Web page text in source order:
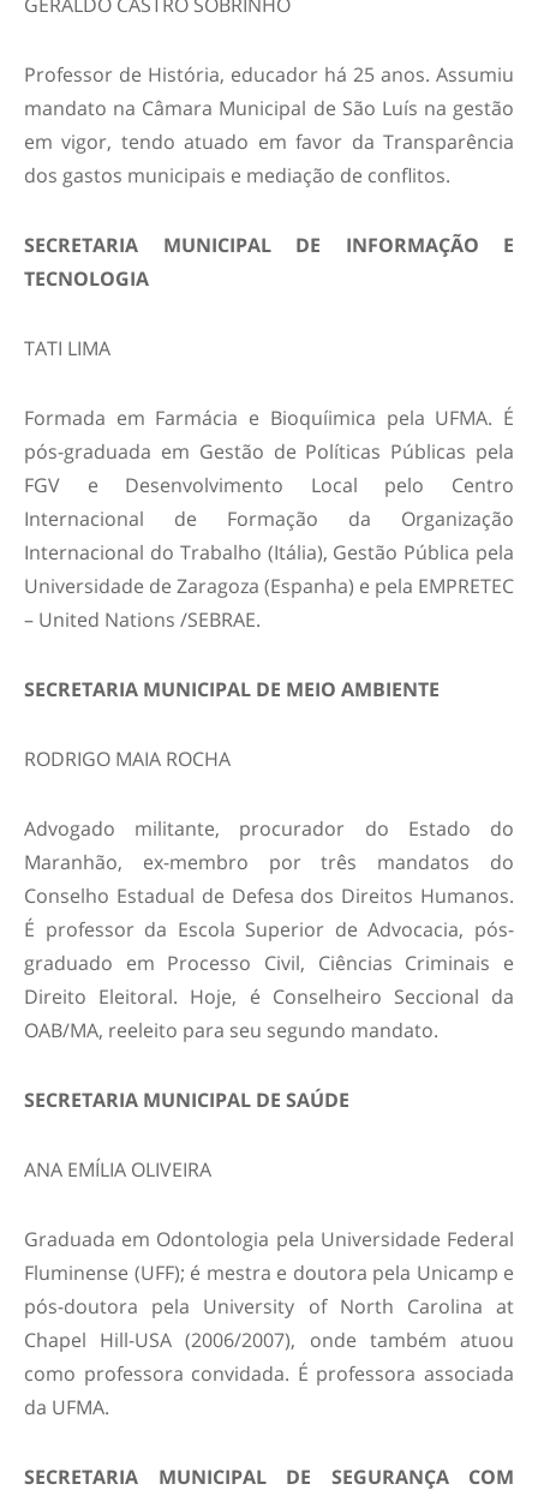
Professor de História, educador há 25 anos. Assumiu
mandato na Câmara Municipal de São Luís na gestão
em vigor, tendo atuado em favor da Transparência
dos gastos municipais e mediação de conflitos.
SECRETARIA MUNICIPAL DE INFORMAÇÃO E
TECNOLOGIA
TATI LIMA
Formada em Farmácia e Bioquíimica pela UFMA. É
pós-graduada em Gestão de Políticas Públicas pela
FGV e Desenvolvimento Local pelo Centro
Internacional de Formação da Organização
Internacional do Trabalho (Itália), Gestão Pública pela
Universidade de Zaragoza (Espanha) e pela EMPRETEC
– United Nations /SEBRAE.
SECRETARIA MUNICIPAL DE MEIO AMBIENTE
RODRIGO MAIA ROCHA
Advogado militante, procurador do Estado do
Maranhão, ex-membro por três mandatos do
Conselho Estadual de Defesa dos Direitos Humanos.
É professor da Escola Superior de Advocacia, pós-
graduado em Processo Civil, Ciências Criminais e
Direito Eleitoral. Hoje, é Conselheiro Seccional da
OAB/MA, reeleito para seu segundo mandato.
SECRETARIA MUNICIPAL DE SAÚDE
ANA EMÍLIA OLIVEIRA
Graduada em Odontologia pela Universidade Federal
Fluminense (UFF); é mestra e doutora pela Unicamp e
pós-doutora pela University of North Carolina at
Chapel Hill-USA (2006/2007), onde também atuou
como professora convidada. É professora associada
da UFMA.
SECRETARIA MUNICIPAL DE SEGURANÇA COM